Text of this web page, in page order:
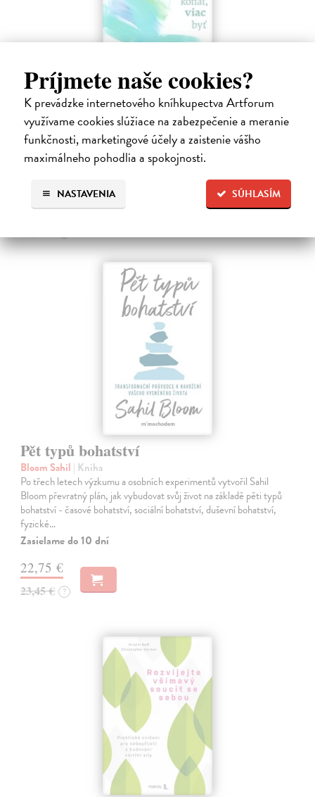
Príjmete naše cookies?
K prevádzke internetového kníhkupectva Artforum
využívame cookies slúžiace na zabezpečenie a meranie
funkčnosti, marketingové účely a zaistenie vášho
maximálneho pohodlia a spokojnosti.
SÚHLASÍM
NASTAVENIA
Menej konať, viac byť
Gajdošová Stanislava| Kniha
Strávila som roky vo väzení, žila som v zajatí výkonu. Vlastnú hodnotu
som nachádzala v tom, koľko toho zvládnem.
Dodávateľ nemá titul na sklade. Dodanie do cca. 30 dní.
13,29 €
Pět typů bohatství
Bloom Sahil | Kniha
Po třech letech výzkumu a osobních experimentů vytvořil Sahil
Bloom převratný plán, jak vybudovat svůj život na základě pěti typů
bohatství - časové bohatství, sociální bohatství, duševní bohatství,
fyzické…
Zasielame do 10 dní
22,75 €
23,45 € ?